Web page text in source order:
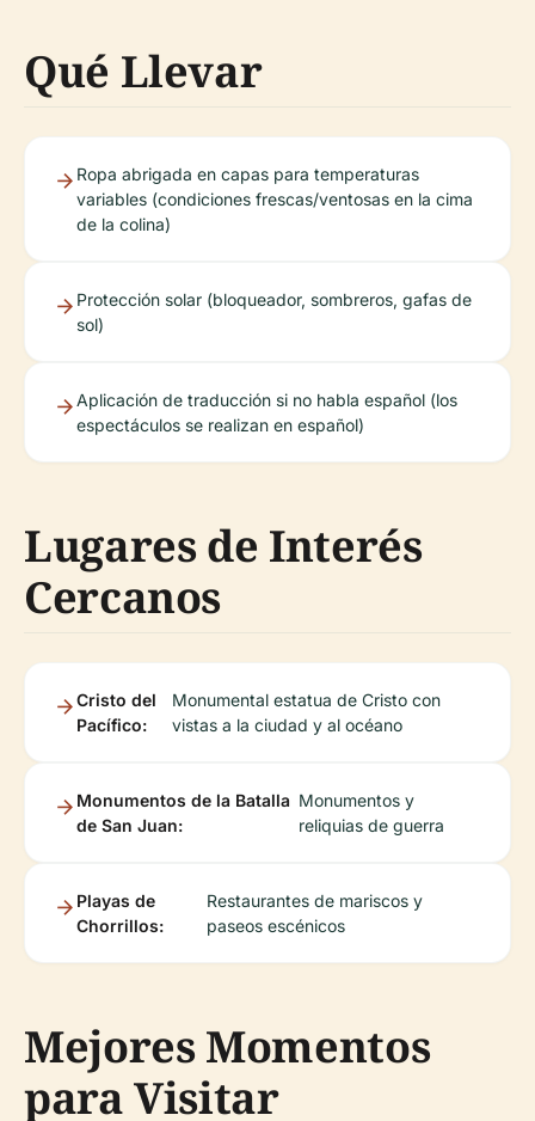
Qué Llevar
Ropa abrigada en capas para temperaturas
variables (condiciones frescas/ventosas en la cima
de la colina)
Protección solar (bloqueador, sombreros, gafas de
sol)
Aplicación de traducción si no habla español (los
espectáculos se realizan en español)
Lugares de Interés
Cercanos
Cristo del
Pacífico:
Monumental estatua de Cristo con
vistas a la ciudad y al océano
Monumentos de la Batalla
de San Juan:
Monumentos y
reliquias de guerra
Playas de
Chorrillos:
Restaurantes de mariscos y
paseos escénicos
Mejores Momentos
para Visitar